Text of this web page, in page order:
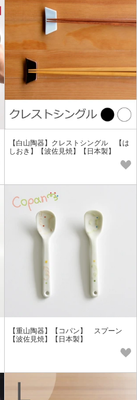
【白山陶器】クレストシングル 【は
しおき】【波佐見焼】【日本製】
【重山陶器】【コパン】 スプーン
【波佐見焼】【日本製】